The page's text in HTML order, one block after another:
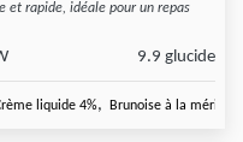
et rapide, idéale pour un repas
9.9 glucide
liquide 4%, Brunoise à la